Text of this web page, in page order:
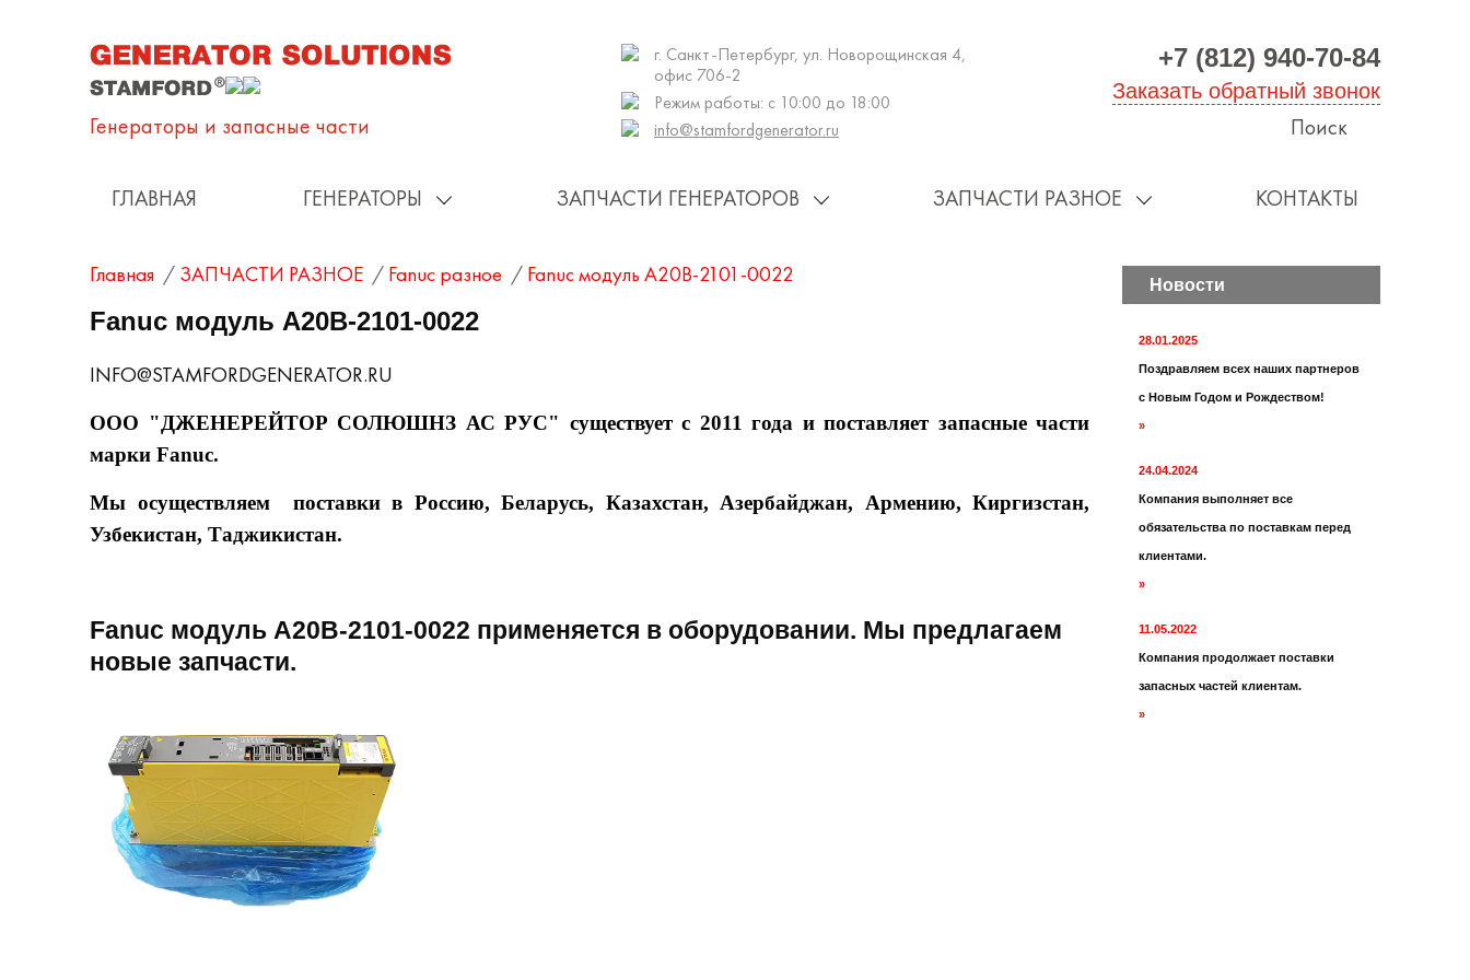
Генераторы и запаcные части
г. Санкт-Петербург, ул. Новорощинская 4,
офис 706-2
Режим работы: с 10:00 до 18:00
info@stamfordgenerator.ru
+7 (812) 940-70-84
Заказать обратный звонок
Поиск
ГЛАВНАЯ ГЕНЕРАТОРЫ ЗАПЧАСТИ ГЕНЕРАТОРОВ ЗАПЧАСТИ РАЗНОЕ КОНТАКТЫ
Главная / ЗАПЧАСТИ РАЗНОЕ / Fanuc разное / Fanuc модуль A20B-2101-0022
Fanuc модуль A20B-2101-0022
INFO@STAMFORDGENERATOR.RU
ООО "ДЖЕНЕРЕЙТОР СОЛЮШНЗ АС РУС" существует с 2011 года и поставляет запасные части
марки Fanuc.
Мы осуществляем поставки в Россию, Беларусь, Казахстан, Азербайджан, Армению, Киргизстан,
Узбекистан, Таджикистан.
Fanuc модуль A20B-2101-0022 применяется в оборудовании. Мы предлагаем
новые запчасти.
Новости
28.01.2025
Поздравляем всех наших партнеров
с Новым Годом и Рождеством!
»
24.04.2024
Компания выполняет все
обязательства по поставкам перед
клиентами.
»
11.05.2022
Компания продолжает поставки
запасных частей клиентам.
»